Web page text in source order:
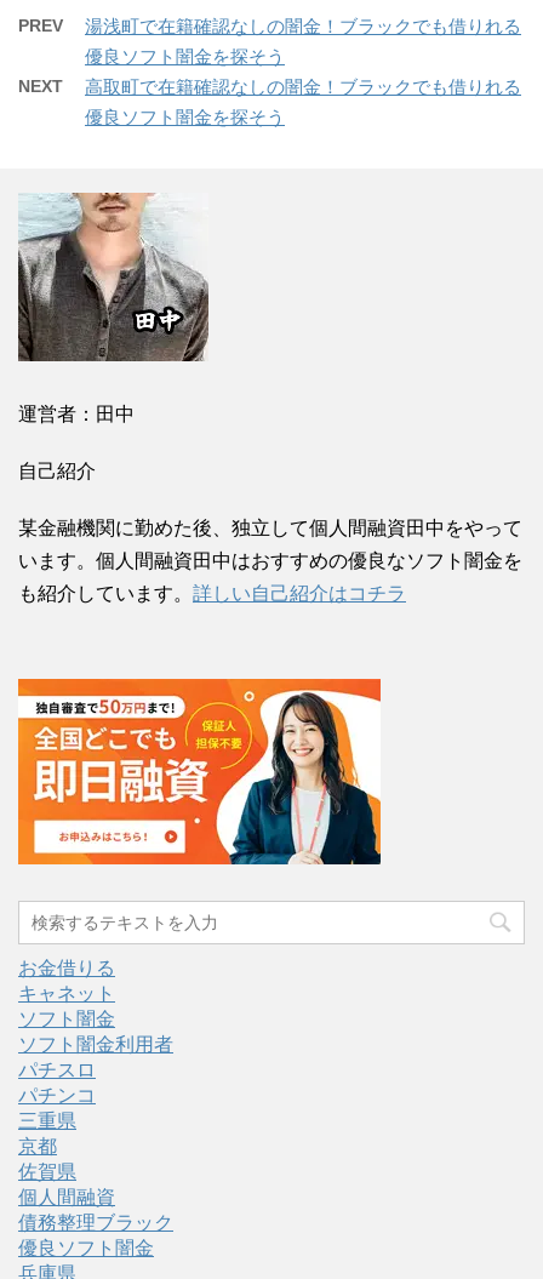
PREV
湯浅町で在籍確認なしの闇金！ブラックでも借りれる
優良ソフト闇金を探そう
NEXT
高取町で在籍確認なしの闇金！ブラックでも借りれる
優良ソフト闇金を探そう
運営者：田中
自己紹介
某金融機関に勤めた後、独立して個人間融資田中をやって
います。個人間融資田中はおすすめの優良なソフト闇金を
も紹介しています。 詳しい自己紹介はコチラ
お金借りる
キャネット
ソフト闇金
ソフト闇金利用者
パチスロ
パチンコ
三重県
京都
佐賀県
個人間融資
債務整理ブラック
優良ソフト闇金
兵庫県